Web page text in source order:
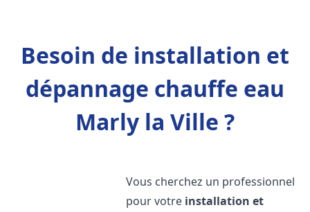
Besoin de installation et
dépannage chauffe eau
Marly la Ville ?
Vous cherchez un professionnel
pour votre installation et